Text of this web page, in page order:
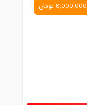
8,000,000 تومان